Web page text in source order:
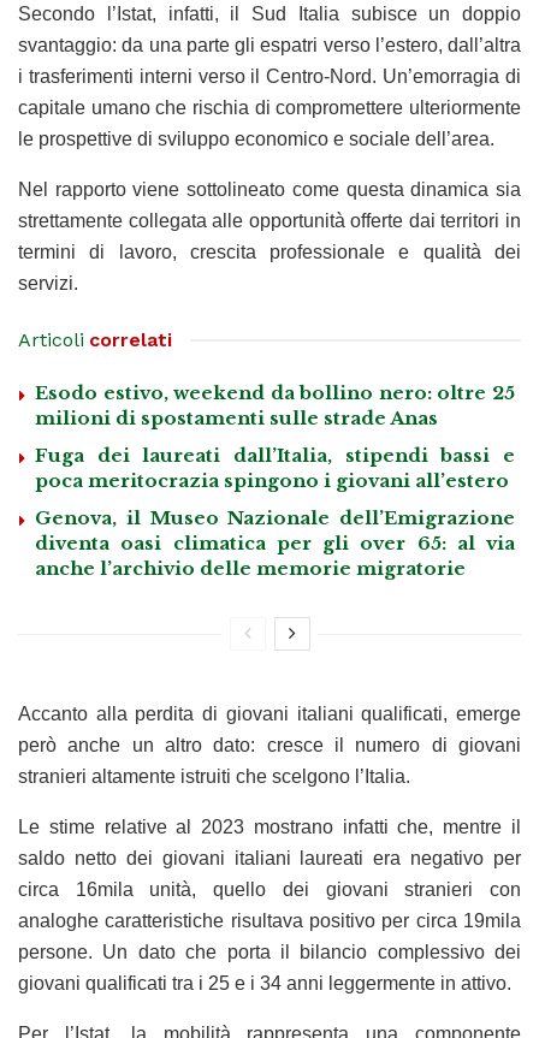
Secondo l’Istat, infatti, il Sud Italia subisce un doppio
svantaggio: da una parte gli espatri verso l’estero, dall’altra
i trasferimenti interni verso il Centro-Nord. Un’emorragia di
capitale umano che rischia di compromettere ulteriormente
le prospettive di sviluppo economico e sociale dell’area.
Nel rapporto viene sottolineato come questa dinamica sia
strettamente collegata alle opportunità offerte dai territori in
termini di lavoro, crescita professionale e qualità dei
servizi.
Articoli correlati
Esodo estivo, weekend da bollino nero: oltre 25
milioni di spostamenti sulle strade Anas
Fuga dei laureati dall’Italia, stipendi bassi e
poca meritocrazia spingono i giovani all’estero
Genova, il Museo Nazionale dell’Emigrazione
diventa oasi climatica per gli over 65: al via
anche l’archivio delle memorie migratorie
Accanto alla perdita di giovani italiani qualificati, emerge
però anche un altro dato: cresce il numero di giovani
stranieri altamente istruiti che scelgono l’Italia.
Le stime relative al 2023 mostrano infatti che, mentre il
saldo netto dei giovani italiani laureati era negativo per
circa 16mila unità, quello dei giovani stranieri con
analoghe caratteristiche risultava positivo per circa 19mila
persone. Un dato che porta il bilancio complessivo dei
giovani qualificati tra i 25 e i 34 anni leggermente in attivo.